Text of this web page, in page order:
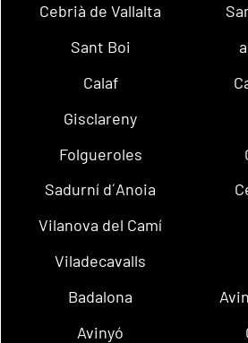
Cebrià de Vallalta
Sant Boi
Calaf
Gisclareny
Folgueroles
Sadurní d´Anoia
Vilanova del Camí
Viladecavalls
Badalona
Avinyó